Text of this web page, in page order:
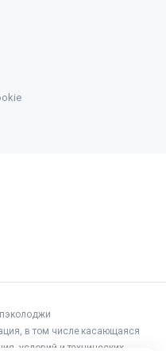
в том числе касающаяся
условий и технических